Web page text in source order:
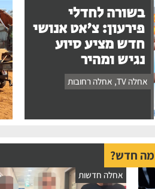
בשורה לחדלי
פירעון: צ'אט אנושי
חדש מציע סיוע
נגיש ומהיר
אחלה TV , אחלה רחובות
מה חדש?
אחלה חדשות